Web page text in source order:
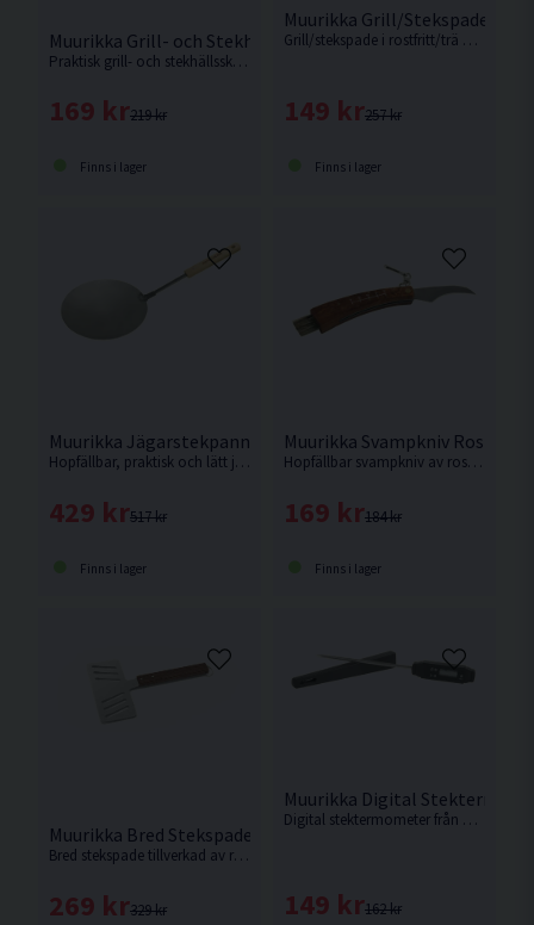
Muurikka Grill- och Stekhällsskrapa Rostfritt/ask
Praktisk grill- och stekhällsskrapa av rostfritt stål med D-format ergonomiskt handtag av FSC-cerifierat rökt ask.
219 kr
169 kr
Finns i lager
Muurikka Grill/Stekspade
Grill/stekspade i rostfritt/trä material på 34cm från Muurikka.
257 kr
149 kr
Finns i lager
Muurikka Jägarstekpanna Hopfällbar Varmvalsat Stål
Hopfällbar, praktisk och lätt jägarstekpanna av varmvalsat stål.
517 kr
429 kr
Finns i lager
Muurikka Svampkniv
Hopfällbar svampkniv av rostfritt stål med bekvämt handtag av trä.
184 kr
169 kr
Finns i lager
Muurikka Bred Stekspade Rostfritt/Trä 32,5cm
Bred stekspade tillverkad av rostfritt/trä som är 32,5cm lång.
329 kr
269 kr
Muurikka Digital
Digital stektermometer från Muurikka.
162 kr
149 kr